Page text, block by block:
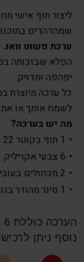
ליצור תוף אישי
שמהדהדים
ערכת פשוט וואו.
הפלא שבזכותה
יפהפה ומדויק.
כל ערכה מיוצרת
לשמח אותך או
מה יש בערכה?
1 תוף בקוטר 22 ס”מ עם מדבקת מנדלה וכיתוב.
6 צבעי אקריליק.
2 מכחולים בעוביים שונים.
1 סינר מהודר בגודל לפי בחירה.
נוסף ניתן לרכישה